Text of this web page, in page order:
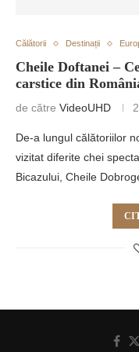
Călătorii Destinații
Cheile Doftanei –
carstice din
de către VideoUHD
De-a lungul călătoriilor
vizitat diferite chei
Bicazului, Cheile